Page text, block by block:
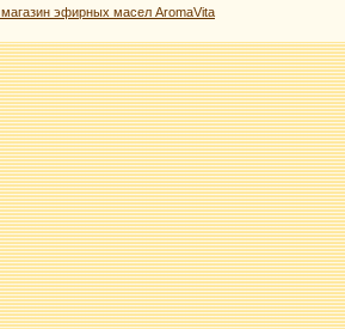
магазин эфирных масел AromaVita